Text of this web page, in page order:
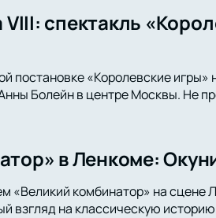
спектакль
постановке «Королевские
Болейн в центре Москвы. Не
в Ленкоме:
«Великий комбинатор» на
взгляд на классическую